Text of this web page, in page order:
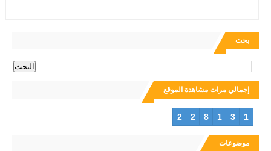
بحث
إجمالي مرات مشاهدة الموقع
2 2 8 1 3 1
موضوعات